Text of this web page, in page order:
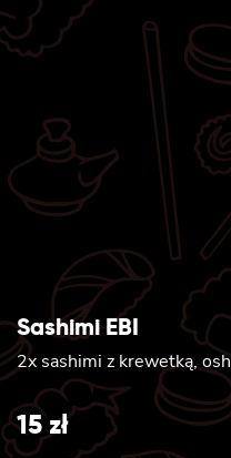
Sashimi EBI
2x sashimi z krewetką,
15zł